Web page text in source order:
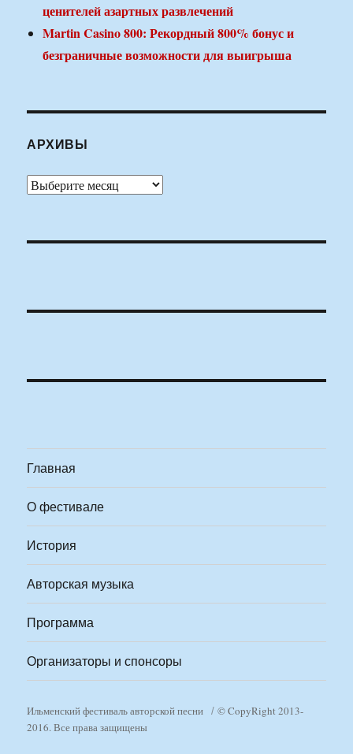
ценителей азартных развлечений
Martin Casino 800: Рекордный 800% бонус и
безграничные возможности для выигрыша
АРХИВЫ
Архивы
Главная
О фестивале
История
Авторская музыка
Программа
Организаторы и спонсоры
Ильменский фестиваль авторской песни
© CopyRight 2013-
2016. Все права защищены